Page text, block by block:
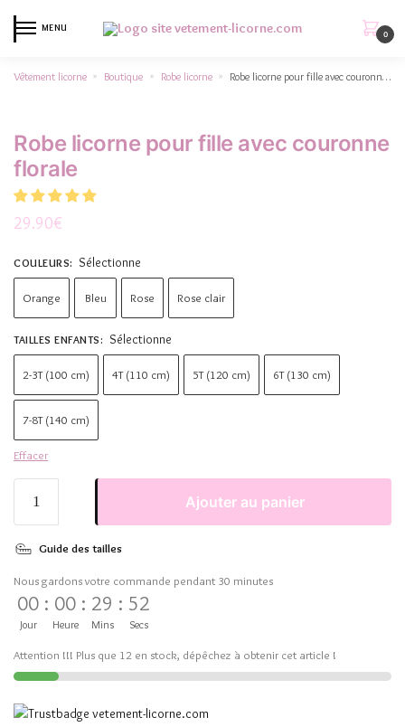
MENU
0
Vêtement licorne » Boutique » Robe licorne » Robe licorne pour fille avec couronne florale
Robe licorne pour fille avec couronne
florale
29.90€
COULEURS: Sélectionne
Orange Bleu Rose Rose clair
TAILLES ENFANTS: Sélectionne
2-3T (100 cm) 4T (110 cm) 5T (120 cm) 6T (130 cm)
7-8T (140 cm)
Effacer
Ajouter au panier
Guide des tailles
Nous gardons votre commande pendant 30 minutes
00
Jour
: 00
Heure
: 29
Mins
: 51
Secs
Attention !!! Plus que 12 en stock, dépêchez à obtenir cet article !